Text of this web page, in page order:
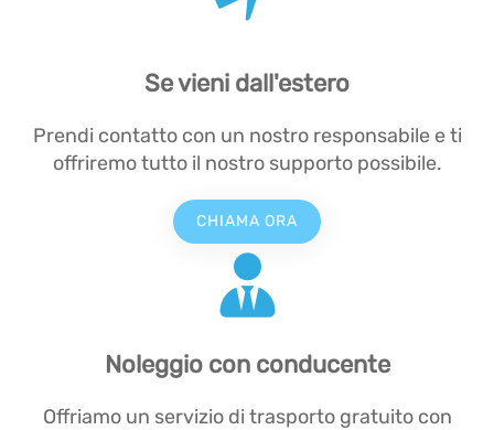
Se vieni dall'estero
Prendi contatto con un nostro responsabile e ti
offriremo tutto il nostro supporto possibile.
CHIAMA ORA
Noleggio con conducente
Offriamo un servizio di trasporto gratuito con